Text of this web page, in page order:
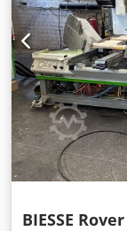
BIESSE Rover